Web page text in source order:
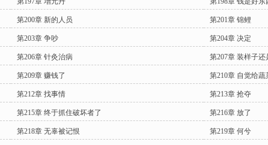
第200章 新的人员 第201章 锦鲤
第203章 争吵 第204章 决定
第206章 针灸治病 第207章 装样子还
第209章 赚钱了 第210章 自觉给蔬
第212章 找事情 第213章 抢夺
第215章 终于抓住破坏者了 第216章 放了
第218章 无辜被记恨 第219章 何兮